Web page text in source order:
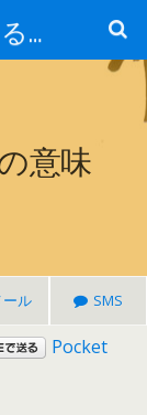
美と健康の創造館 まるとみ薬品 ぐんまの薬屋 芳さんのブログ
意味
ール SMS
Pocket